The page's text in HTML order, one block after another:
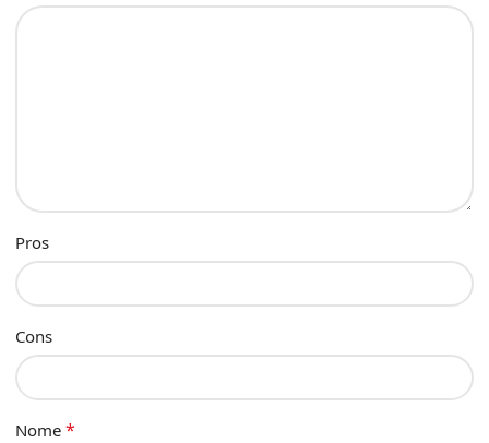
Pros
Cons
Nome *